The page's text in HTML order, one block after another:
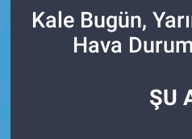
Kale Bugün,
Hava
ŞU
DİĞER
Tüm Manşetler